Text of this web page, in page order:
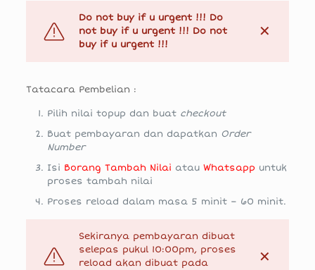
Do not buy if u urgent !!! Do
not buy if u urgent !!! Do not
buy if u urgent !!!
✕
Tatacara Pembelian :
Pilih nilai topup dan buat checkout
Buat pembayaran dan dapatkan Order
Number
Isi Borang Tambah Nilai atau Whatsapp untuk
proses tambah nilai
Proses reload dalam masa 5 minit – 60 minit.
Sekiranya pembayaran dibuat
selepas pukul 10:00pm, proses
reload akan dibuat pada
✕